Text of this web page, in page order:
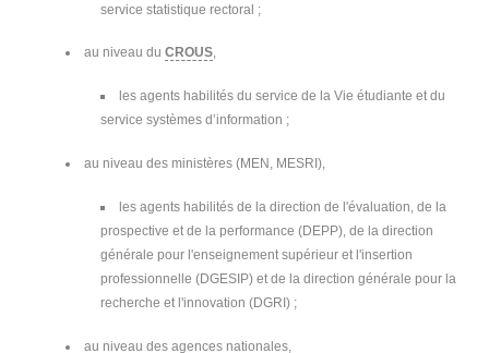
service statistique rectoral ;
au niveau duCROUS,
les agents habilités du service de la Vie étudiante et du
service systèmes d’information ;
au niveau des ministères (MEN, MESRI),
les agents habilités de la direction de l'évaluation, de la
prospective et de la performance (DEPP), de la direction
générale pour l'enseignement supérieur et l'insertion
professionnelle (DGESIP) et de la direction générale pour la
recherche et l'innovation (DGRI) ;
au niveau des agences nationales,